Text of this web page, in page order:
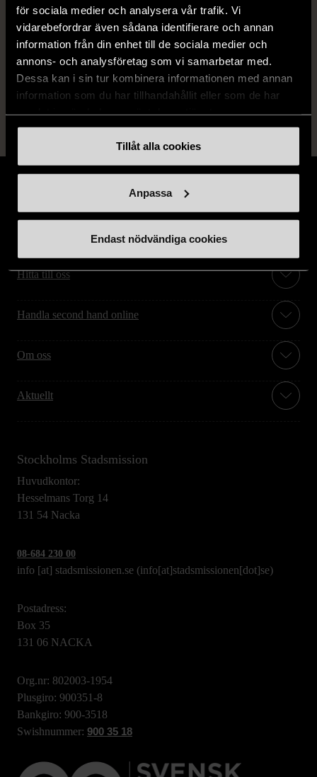
för sociala medier och analysera vår trafik. Vi
vidarebefordrar även sådana identifierare och annan
information från din enhet till de sociala medier och
annons- och analysföretag som vi samarbetar med.
Dessa kan i sin tur kombinera informationen med annan
information som du har tillhandahållit eller som de har
Tillåt alla cookies
Anpassa
Endast nödvändiga cookies
Produkten har använts men är av fin
kvalitet, det kan förekomma mindre
förslitningar.
Läs mer om hur vi bedömer
Hitta till oss
Handla second hand online
Om oss
Aktuellt
Stockholms Stadsmission
Huvudkontor:
Hesselmans Torg 14
131 54 Nacka
08-684 230 00
info [at] stadsmissionen.se (info[at]stadsmissionen[dot]se)
Postadress:
Box 35
131 06 NACKA
Org.nr: 802003-1954
Plusgiro: 900351-8
Bankgiro: 900-3518
Swishnummer: 900 35 18